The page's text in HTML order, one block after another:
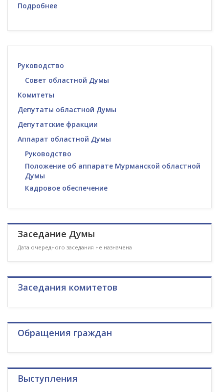
Подробнее
Руководство
Совет областной Думы
Комитеты
Депутаты областной Думы
Депутатские фракции
Аппарат областной Думы
Руководство
Положение об аппарате Мурманской областной
Думы
Кадровое обеспечение
Заседание Думы
Дата очередного заседания не назначена
Заседания комитетов
Обращения граждан
Выступления